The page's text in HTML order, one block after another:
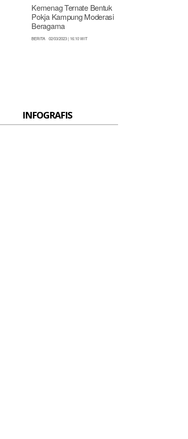
Kemenag Ternate Bentuk
Pokja Kampung Moderasi
Beragama
BERITA 02/03/2023 | 16:10 WIT
INFOGRAFIS